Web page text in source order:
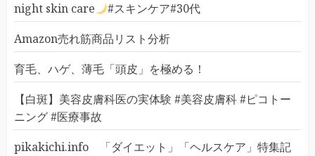
night skin care
#スキンケア#30代
Amazon売れ筋商品リスト分析
育毛、ハゲ、薄毛「頭皮」を極める！
【白斑】美容皮膚科医の実体験 #美容皮膚科 #ピコトー
ニング #医療事故
pikakichi.info 「ダイエット」「ヘルスケア」特集記